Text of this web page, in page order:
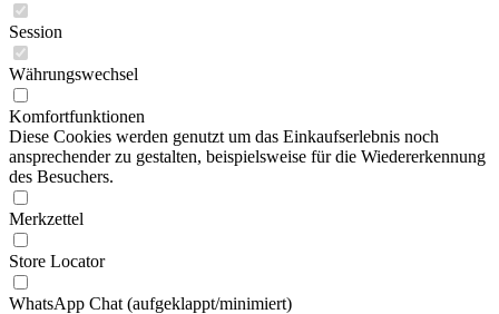
Session
Währungswechsel
Komfortfunktionen
Diese Cookies werden genutzt um das Einkaufserlebnis noch
ansprechender zu gestalten, beispielsweise für die Wiedererkennung
des Besuchers.
Merkzettel
Store Locator
WhatsApp Chat (aufgeklappt/minimiert)